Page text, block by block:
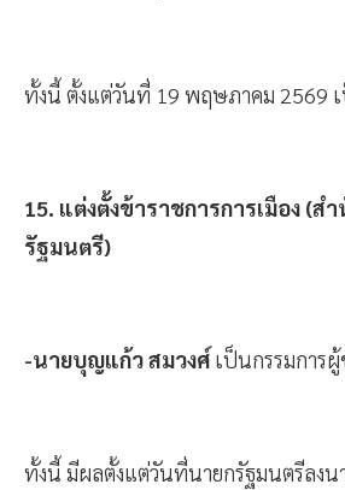
ทั้งนี้ ตั้งแต่วันที่ 19 พฤษภาคม 2569
15. แต่งตั้งข้าราชการการเมือง (ส
รัฐมนตรี)
-นายบุญแก้ว สมวงศ์ เป็นกรรมการ
ทั้งนี้ มีผลตั้งแต่วันที่นายกรัฐมนตรีลงน